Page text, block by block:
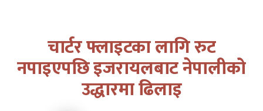
चार्टर फ्लाइटका लागि रुट
नपाइएपछि इजरायलबाट नेपालीको
उद्धारमा ढिलाइ